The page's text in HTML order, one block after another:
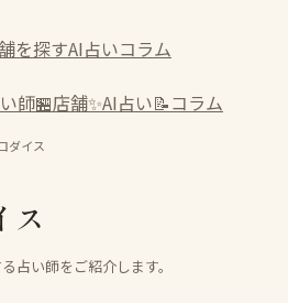
を探すAI占いコラム
師🏪店舗✨AI占い📝コラム
ダイス
ス
占い師をご紹介します。